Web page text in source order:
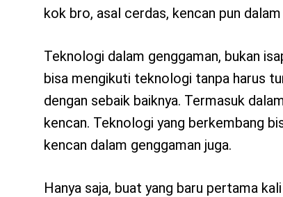
kok bro, asal cerdas, kencan pun
Teknologi dalam genggaman, bukan
bisa mengikuti teknologi tanpa harus
dengan sebaik baiknya. Termasuk
kencan. Teknologi yang berkembang
kencan dalam genggaman juga.
Hanya saja, buat yang baru pertama